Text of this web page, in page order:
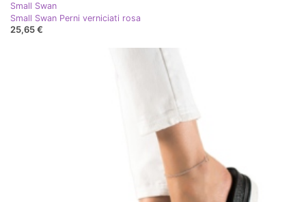
Small Swan
Small Swan Perni verniciati rosa
25,65 €